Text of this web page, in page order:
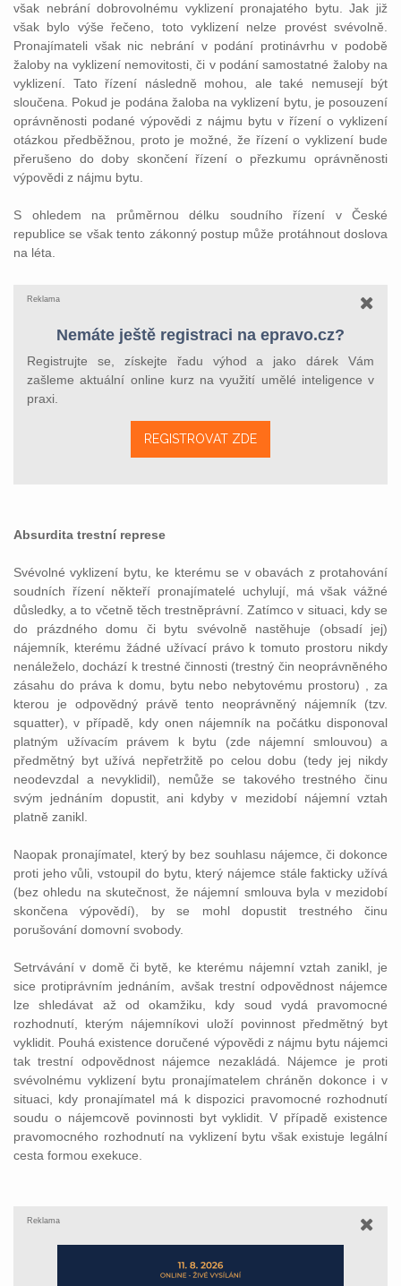
však nebrání dobrovolnému vyklizení pronajatého bytu. Jak již
však bylo výše řečeno, toto vyklizení nelze provést svévolně.
Pronajímateli však nic nebrání v podání protinávrhu v podobě
žaloby na vyklizení nemovitosti, či v podání samostatné žaloby na
vyklizení. Tato řízení následně mohou, ale také nemusejí být
sloučena. Pokud je podána žaloba na vyklizení bytu, je posouzení
oprávněnosti podané výpovědi z nájmu bytu v řízení o vyklizení
otázkou předběžnou, proto je možné, že řízení o vyklizení bude
přerušeno do doby skončení řízení o přezkumu oprávněnosti
výpovědi z nájmu bytu.
S ohledem na průměrnou délku soudního řízení v České
republice se však tento zákonný postup může protáhnout doslova
na léta.
Reklama
Nemáte ještě registraci na epravo.cz?
Registrujte se, získejte řadu výhod a jako dárek Vám
zašleme aktuální online kurz na využití umělé inteligence v
praxi.
REGISTROVAT ZDE
Absurdita trestní represe
Svévolné vyklizení bytu, ke kterému se v obavách z protahování
soudních řízení někteří pronajímatelé uchylují, má však vážné
důsledky, a to včetně těch trestněprávní. Zatímco v situaci, kdy se
do prázdného domu či bytu svévolně nastěhuje (obsadí jej)
nájemník, kterému žádné užívací právo k tomuto prostoru nikdy
nenáleželo, dochází k trestné činnosti (trestný čin neoprávněného
zásahu do práva k domu, bytu nebo nebytovému prostoru) , za
kterou je odpovědný právě tento neoprávněný nájemník (tzv.
squatter), v případě, kdy onen nájemník na počátku disponoval
platným užívacím právem k bytu (zde nájemní smlouvou) a
předmětný byt užívá nepřetržitě po celou dobu (tedy jej nikdy
neodevzdal a nevyklidil), nemůže se takového trestného činu
svým jednáním dopustit, ani kdyby v mezidobí nájemní vztah
platně zanikl.
Naopak pronajímatel, který by bez souhlasu nájemce, či dokonce
proti jeho vůli, vstoupil do bytu, který nájemce stále fakticky užívá
(bez ohledu na skutečnost, že nájemní smlouva byla v mezidobí
skončena výpovědí), by se mohl dopustit trestného činu
porušování domovní svobody.
Setrvávání v domě či bytě, ke kterému nájemní vztah zanikl, je
sice protiprávním jednáním, avšak trestní odpovědnost nájemce
lze shledávat až od okamžiku, kdy soud vydá pravomocné
rozhodnutí, kterým nájemníkovi uloží povinnost předmětný byt
vyklidit. Pouhá existence doručené výpovědi z nájmu bytu nájemci
tak trestní odpovědnost nájemce nezakládá. Nájemce je proti
svévolnému vyklizení bytu pronajímatelem chráněn dokonce i v
situaci, kdy pronajímatel má k dispozici pravomocné rozhodnutí
soudu o nájemcově povinnosti byt vyklidit. V případě existence
pravomocného rozhodnutí na vyklizení bytu však existuje legální
cesta formou exekuce.
Reklama